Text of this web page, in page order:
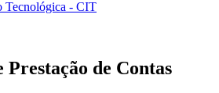
Tecnológica - CIT
de Contas